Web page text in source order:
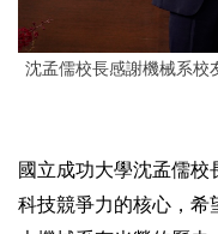
沈孟儒校長感謝機械系校
國立成功大學沈孟儒
科技競爭力的核心，希